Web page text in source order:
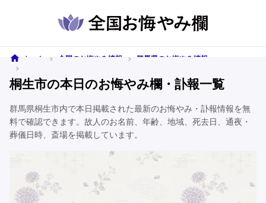
ホーム 全国のお悔やみ情報
群馬県のお悔やみ情報
桐生市の本日のお悔やみ欄・訃報一覧
群馬県桐生市内で本日掲載された最新のお悔やみ・訃報情報を無
料で確認できます。故人のお名前、年齢、地域、死去日、通夜・
葬儀日時、斎場を掲載しています。